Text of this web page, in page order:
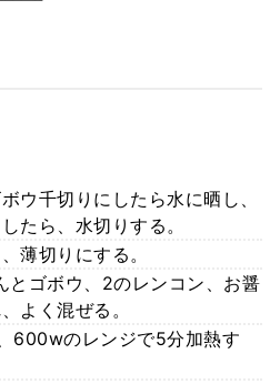
ウ千切りにしたら水に晒し、
たら、水切りする。
薄切りにする。
とゴボウ、2のレンコン、お醤
よく混ぜる。
600wのレンジで5分加熱す